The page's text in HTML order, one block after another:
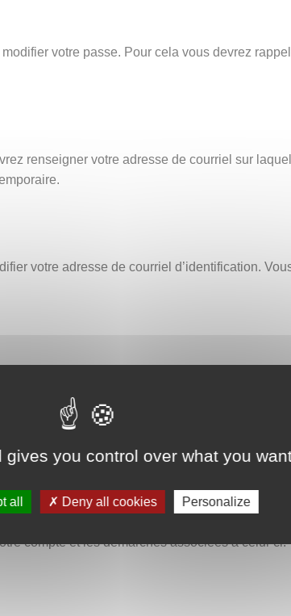
you control over what you
all Deny all cookies Personalize
votre passe. Pour cela vous devrez
renseigner votre adresse de courriel sur
votre adresse de courriel d’identification.
le compte. Un délai de 30
la réinitialisation de votre mot de passe
afin de vous assurer que celle-ci ne contient
toutes vos informations personnelles.
compte et les démarches associées à celui-ci.